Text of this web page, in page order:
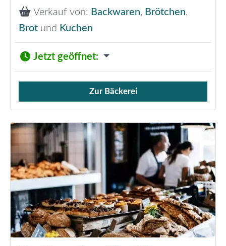
Verkauf von: Backwaren, Brötchen,
Brot und Kuchen
Jetzt geöffnet:
Verkauf von Brötchen,
Zur Bäckerei